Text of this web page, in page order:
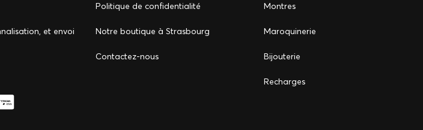
et envoi
Politique de confidentialité
Notre boutique à Strasbourg
Сontactez-nous
Montres
Maroquinerie
Bijouterie
Recharges